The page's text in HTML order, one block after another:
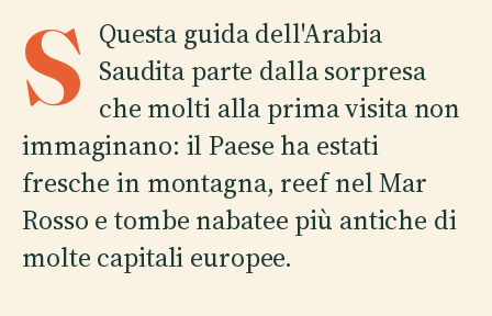
S Questa guida dell'Arabia
Saudita parte dalla sorpresa
che molti alla prima visita non
immaginano: il Paese ha estati
fresche in montagna, reef nel Mar
Rosso e tombe nabatee più antiche di
molte capitali europee.